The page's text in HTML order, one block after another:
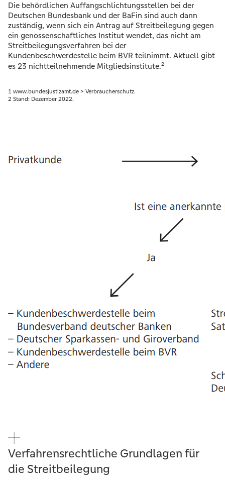
Die behördlichen Auffangschlichtungsstellen bei der
Deutschen Bundesbank und der BaFin sind auch dann
zuständig, wenn sich ein Antrag auf Streitbeilegung gegen
ein genossenschaftliches Institut wendet, das nicht am
Streitbeilegungsverfahren bei der
Kundenbeschwerdestelle beim BVR teilnimmt. Aktuell gibt
es 23 nichtteilnehmende Mitgliedsinstitute.2
1 www.bundesjustizamt.de > Verbraucherschutz.
2 Stand: Dezember 2022.
Verfahrensrechtliche Grundlagen für
die Streitbeilegung